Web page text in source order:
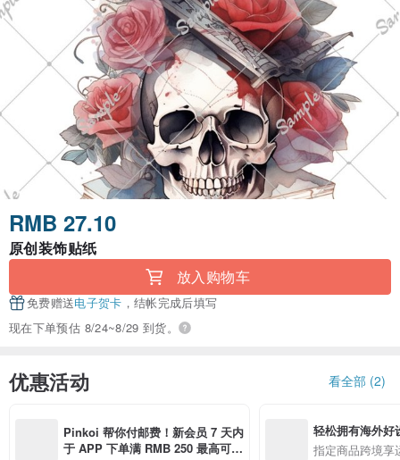
RMB 27.10
原创装饰贴纸
放入购物车
免费赠送电子贺卡 ，结帐完成后填写
现在下单预估 8/24~8/29 到货。
优惠活动 看全部 (2)
Pinkoi 帮你付邮费！新会员 7 天内
于 APP 下单满 RMB 250 最高可折
轻松拥有海外好
指定商品跨境享